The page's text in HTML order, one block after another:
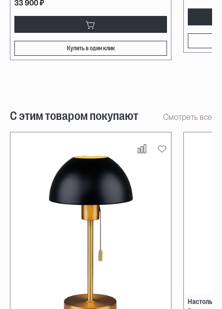
33 900 ₽
Купить в один клик
С этим товаром покупают Смотреть все